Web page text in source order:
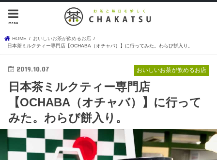
menu
HOME
おいしいお茶が飲めるお店
日本茶ミルクティー専門店【OCHABA（オチャバ）】に行ってみた。わらび餅入り。
おいしいお茶が飲めるお店
2019.10.07
日本茶ミルクティー専門店
【OCHABA（オチャバ）】に行って
みた。わらび餅入り。